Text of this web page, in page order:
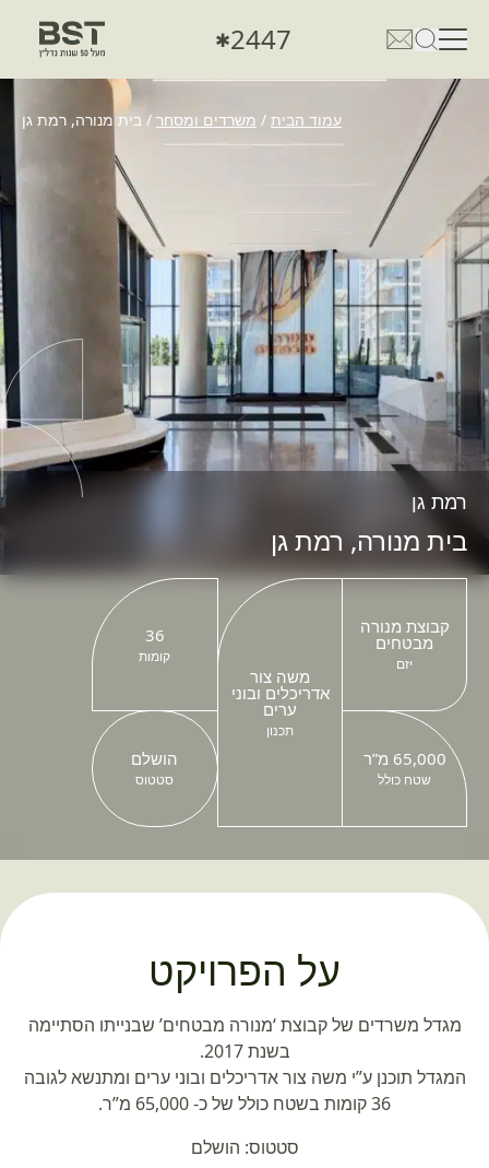
פתיחת טופס חיפוש
פתח את דף פרטי הקשר
2447
✱
עמוד הבית / משרדים ומסחר / בית מנורה, רמת גן
רמת גן
בית מנורה, רמת גן
קבוצת מנורה
מבטחים
יזם
משה צור
אדריכלים ובוני
ערים
תכנון
36
קומות
65,000 מ”ר
שטח כולל
הושלם
סטטוס
על הפרויקט
מגדל משרדים של קבוצת ‘מנורה מבטחים’ שבנייתו הסתיימה
בשנת 2017.
המגדל תוכנן ע”י משה צור אדריכלים ובוני ערים ומתנשא לגובה
36 קומות בשטח כולל של כ- 65,000 מ”ר.
סטטוס: הושלם